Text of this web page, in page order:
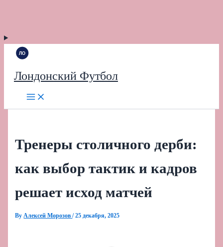
Лондонский Футбол
Тренеры столичного дерби:
как выбор тактик и кадров
решает исход матчей
ByАлексей Морозов/25 декабря, 2025